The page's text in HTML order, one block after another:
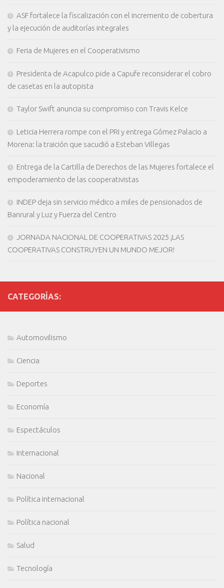
ASF fortalece la fiscalización con el incremento de cobertura
y la ejecución de auditorías integrales
Feria de Mujeres en el Cooperativismo
Presidenta de Acapulco pide a Capufe reconsiderar el cobro
de casetas en la autopista
Taylor Swift anuncia su compromiso con Travis Kelce
Leticia Herrera rompe con el PRI y entrega Gómez Palacio a
Morena: la traición que sacudió a Esteban Villegas
Entrega de la Cartilla de Derechos de las Mujeres fortalece el
empoderamiento de las cooperativistas
INDEP deja sin servicio médico a miles de pensionados de
Banrural y Luz y Fuerza del Centro
JORNADA NACIONAL DE COOPERATIVAS 2025 ¡LAS
COOPERATIVAS CONSTRUYEN UN MUNDO MEJOR!
CATEGORÍAS:
Automovilismo
Ciencia
Deportes
Economía
Espectáculos
Internacional
Nacional
Política internacional
Política nacional
Salud
Tecnología